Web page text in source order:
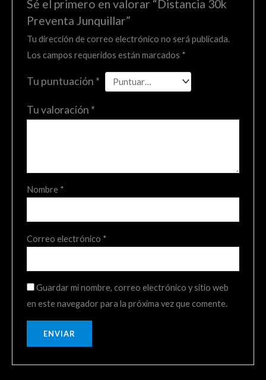
Sé el primero en valorar “Distancia 30k
Preventa Junquillar”
Tu dirección de correo electrónico no será publicada.
Los campos requeridos están marcados *
Tu puntuación *
Tu valoración *
Nombre *
Correo electrónico *
Guardar mi nombre, correo electrónico y sitio web
en este navegador para la próxima vez que comente.